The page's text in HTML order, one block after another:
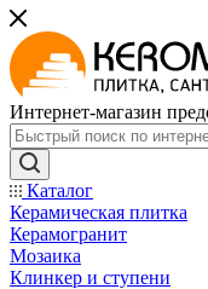
Интернет-магазин
Каталог
Керамическая плитка
Керамогранит
Мозаика
Клинкер и ступени